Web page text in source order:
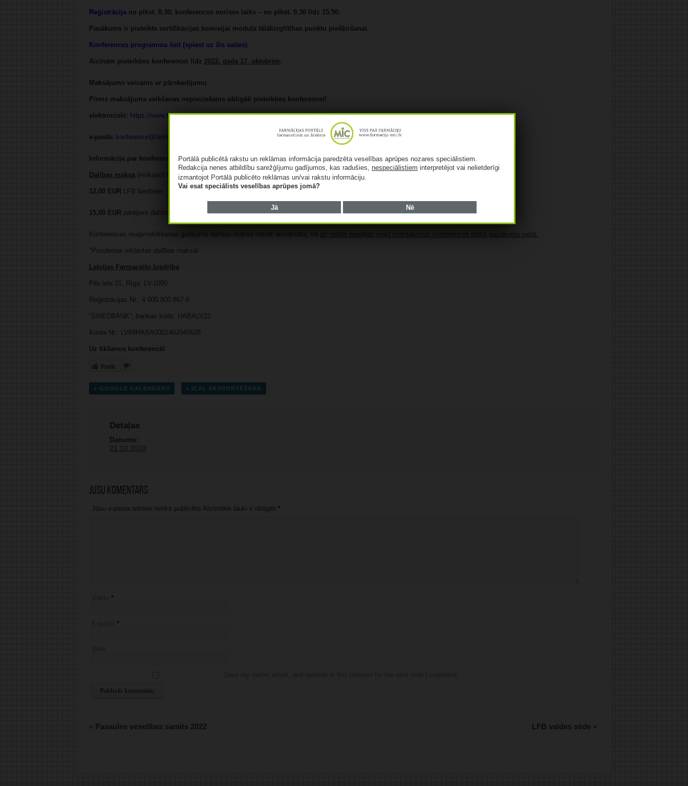
Reģistrācija no plkst. 8.30, konferences norises laiks – no plkst. 9.30 līdz 15.50.
Pasākums ir pieteikts sertifikācijas komisijai moduļa tālākizglītības punktu piešķiršanai.
Konferences programma šeit (spiest uz šīs saites)
Aicinām pieteikties konferencei līdz 2022. gada 17. oktobrim;
Maksājums veicams ar pārskaitījumu
Pirms maksājuma veikšanas nepieciešams obligāti pieteikties konferencei!
elektroniski: https://www.farmaceitubiedriba.lv/lv/pieteikums-konferencei-21102022-daugavpili
e-pastā: konference@farmaceitubiedriba.lv vai pa tālruni 67280522
Informācija par konferenci arī Latvijas Farmaceitu biedrības vietnē:https://farmaceitubiedriba.lv
Dalības maksa (ieskaitot PVN 21%)*:
12,00 EUR LFB biedriem
15,00 EUR pārējiem dalībniekiem
Konferences neapmeklēšanas gadījumā dalības maksa netiek atmaksāta, kā arī nebūs iespējas veikt maksājumus konferences dienā pasākuma vietā.
*Pusdienas iekļautas dalības maksā!
Latvijas Farmaceitu biedrība
Pils iela 21, Rīga, LV-1050
Reģistrācijas Nr.: 4 000 800 867 6
“SWEDBANK”; bankas kods: HABALV22
Konta Nr.: LV69HABA000140J045628
Uz tikšanos konferencē!
Patīk
+ GOOGLE KALENDĀRS + ICAL EKSPORTĒŠANA
Detaļas
Datums:
21.10.2022
Jūsu komentārs
Jūsu e-pasta adrese netiks publicēta.Atzīmētie lauki ir obligāti *
*
*
« Pasaules veselības samits 2022 LFB valdes sēde »
Portālā publicētā rakstu un reklāmas informācija paredzēta veselības aprūpes nozares speciālistiem.
Redakcija nenes atbildību sarežģījumu gadījumos, kas radušies,nespeciālistiem interpretējot vai nelietderīgi
izmantojot Portālā publicēto reklāmas un/vai rakstu informāciju.
Vai esat speciālists veselības aprūpes jomā?
Jā Nē